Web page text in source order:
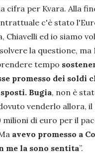
cifra per Kvara. Alla
c'è stato
Chiavelli ed io siamo
la questione, ma
tempo
promesso dei soldi
Bugia, non è
venderlo allora, il
di euro per il
avevo promesso a
me la sono sentita”.